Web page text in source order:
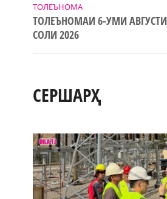
ТОЛЕЪНОМА
ТОЛЕЪНОМАИ 6-УМИ АВГУСТИ
СОЛИ 2026
СЕРШАРҲ